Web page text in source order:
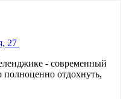
27
- современный
отдохнуть,